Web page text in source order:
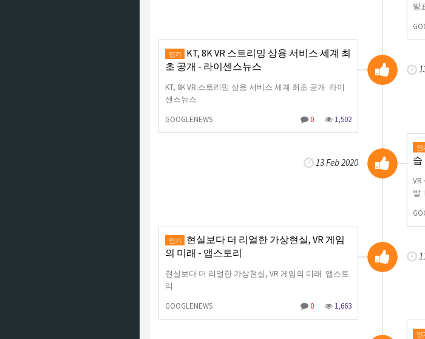
발
인기
KT, 8K VR 스트리밍 상용 서비스 세계 최
초 공개 - 라이센스뉴스
KT, 8K VR 스트리밍 상용 서비스 세계 최초 공개 라이
센스뉴스
GOOGLENEWS
0 1,502
13 Feb 2020
인
습
VR
발
인기
현실보다 더 리얼한 가상현실, VR 게임
의 미래 - 앱스토리
현실보다 더 리얼한 가상현실, VR 게임의 미래 앱스토
리
GOOGLENEWS
0 1,663
인